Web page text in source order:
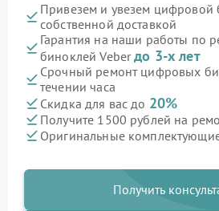
Привезем и увезем цифровой
собственной доставкой
Гарантия на наши работы по
биноклей Veberдо 3-х лет
Срочный ремонт цифровых
течении часа
Скидка для вас до 20%
Получите 1500 рублей на
Оригинальные
Получить